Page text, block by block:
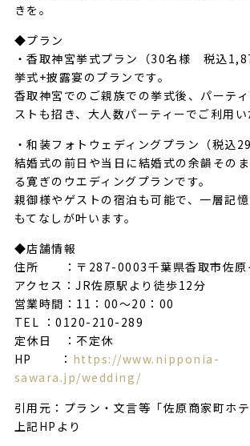
きを。
◆プラン
・香取神宮挙式プラン（30名様 税込
挙式+披露宴のプランです。
香取神宮でのご親族での挙式後、パーテ
ストも招き、大人数パーティーでご利用い
・和装フォトウェディングプラン（税込
結婚式の前日や当日に結婚式の余韻その
る寛ぎのウエディングプランです。
親御様やゲストの宿泊も可能で、一層記
もてなしが叶います。
◆店舗情報
住所 ：〒287-0003千葉県香取市佐原
アクセス：JR佐原駅より徒歩12分
営業時間：11：00～20：00
TEL ：0120-210-289
定休日 ：不定休
HP ： https://www.nipponia-
sawara.jp/wedding/
引用元：プラン・文言等「佐原商家町ホ
上記HPより